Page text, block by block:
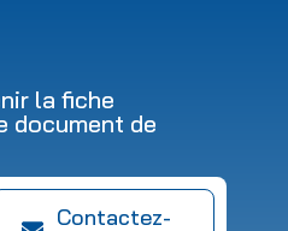
la fiche
document de
Contactez-